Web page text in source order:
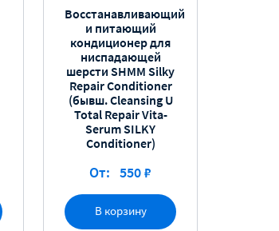
В корзину
Восстанавливающий
и питающий
кондиционер для
ниспадающей
шерсти SHMM Silky
Repair Conditioner
(бывш. Cleansing U
Total Repair Vita-
Serum SILKY
Conditioner)
От: 550 ₽